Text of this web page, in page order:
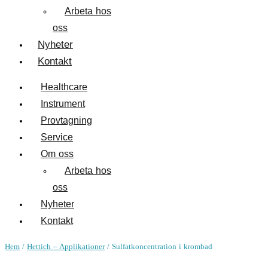
Arbeta hos
oss
Nyheter
Kontakt
Healthcare
Instrument
Provtagning
Service
Om oss
Arbeta hos
oss
Nyheter
Kontakt
Hem / Hettich – Applikationer/ Sulfatkoncentration i krombad